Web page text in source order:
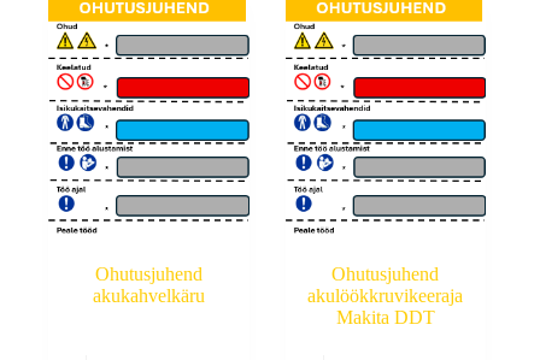
Ohutusjuhend
akukahvelkäru
Ohutusjuhend
akulöökkruvikeeraja
Makita DDT